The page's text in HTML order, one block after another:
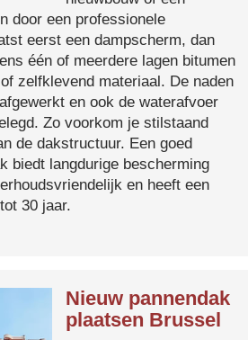
door een professionele
eerst een dampscherm, dan
één of meerdere lagen bitumen
zelfklevend materiaal. De naden
en ook de waterafvoer
Zo voorkom je stilstaand
de dakstructuur. Een goed
biedt langdurige bescherming
en heeft een
30 jaar.
Nieuw pannendak
plaatsen Brussel